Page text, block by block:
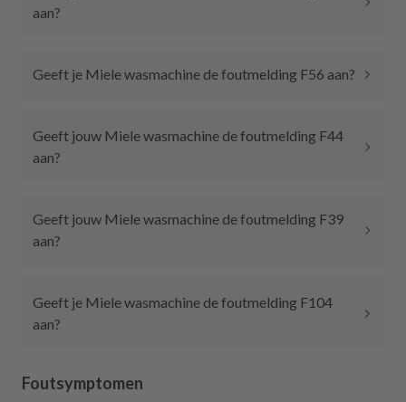
aan?
Geeft je Miele wasmachine de foutmelding F56 aan?
Geeft jouw Miele wasmachine de foutmelding F44
aan?
Geeft jouw Miele wasmachine de foutmelding F39
aan?
Geeft je Miele wasmachine de foutmelding F104
aan?
Foutsymptomen